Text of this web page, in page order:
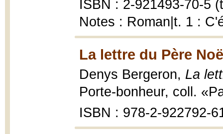
ISBN : 2-921493-70-5
Notes : Roman|t. 1 :
La lettre du Père
Denys Bergeron, La
Porte-bonheur, coll.
ISBN : 978-2-922792-